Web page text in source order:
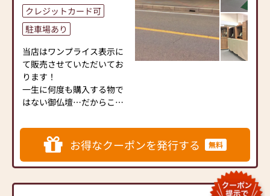
また、お仏壇のお洗濯（修
理修復）も、オーナー自ら
致します。
新品に買い換える前にご一
考下さい。
無料で見積もりにお伺い致
します。お気軽にご連絡下
クレジットカード可
駐車場あり
当店はワンプライス表示に
て販売させていただいてお
ります！
一生に何度も購入する物で
はない御仏壇…だからこそ
格で購入したいですよね。
当店では、お客様が安心し
て御仏壇を選んでいただけ
るよう、
お得なクーポンを発行する 無料